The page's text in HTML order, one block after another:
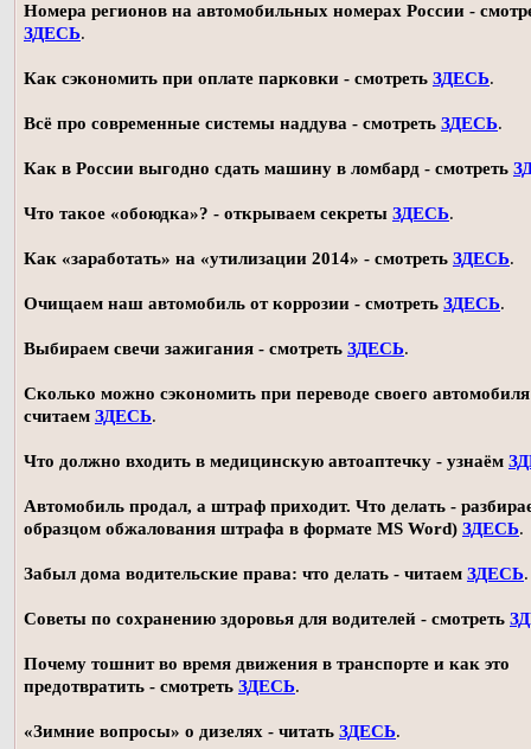
Номера регионов на автомобильных номерах России -
ЗДЕСЬ.
Как сэкономить при оплате парковки - смотреть ЗДЕСЬ.
Всё про современные системы наддува - смотреть ЗДЕСЬ.
Как в России выгодно сдать машину в ломбард - смотреть
Что такое «обоюдка»? - открываем секреты ЗДЕСЬ.
Как «заработать» на «утилизации 2014» - смотреть ЗДЕСЬ.
Очищаем наш автомобиль от коррозии - смотреть ЗДЕСЬ.
Выбираем свечи зажигания - смотреть ЗДЕСЬ.
Сколько можно сэкономить при переводе своего автомобиля
считаем ЗДЕСЬ.
Что должно входить в медицинскую автоаптечку - узнаём
Автомобиль продал, а штраф приходит. Что делать -
образцом обжалования штрафа в формате MS Word) ЗДЕСЬ.
Забыл дома водительские права: что делать - читаем ЗДЕСЬ.
Советы по сохранению здоровья для водителей - смотреть
Почему тошнит во время движения в транспорте и как это
предотвратить - смотреть ЗДЕСЬ.
«Зимние вопросы» о дизелях - читать ЗДЕСЬ.